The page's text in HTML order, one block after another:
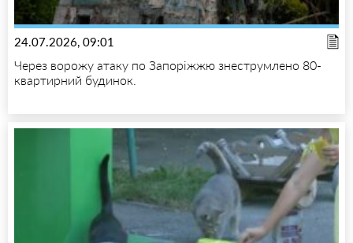
24.07.2026, 09:01
Через ворожу атаку по Запоріжжю знеструмлено 80-
квартирний будинок.